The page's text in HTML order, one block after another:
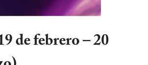
de febrero – 20